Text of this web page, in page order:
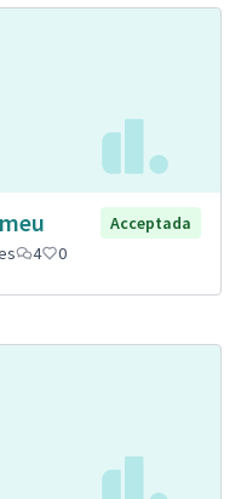
Acceptada
4 0